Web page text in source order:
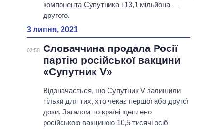
компонента Супутника і 13,1 мільйона —
другого.
3 липня, 2021
02:58 Словаччина продала Росії
партію російської вакцини
«Супутник V»
Відзначається, що Супутник V залишили
тільки для тих, хто чекає першої або другої
дози. Загалом по країні щеплено
російською вакциною 10,5 тисячі осіб